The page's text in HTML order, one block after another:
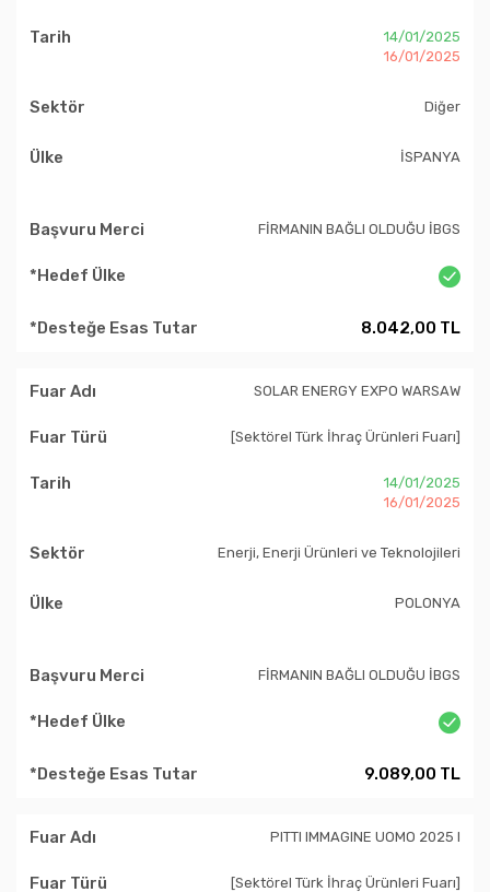
14/01/2025
16/01/2025
Diğer
İSPANYA
FİRMANIN BAĞLI OLDUĞU İBGS
8.042,00 TL
SOLAR ENERGY EXPO WARSAW
[Sektörel Türk İhraç Ürünleri Fuarı]
14/01/2025
16/01/2025
Enerji, Enerji Ürünleri ve Teknolojileri
POLONYA
FİRMANIN BAĞLI OLDUĞU İBGS
9.089,00 TL
PITTI IMMAGINE UOMO 2025 I
[Sektörel Türk İhraç Ürünleri Fuarı]